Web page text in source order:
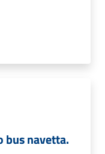
bus navetta.